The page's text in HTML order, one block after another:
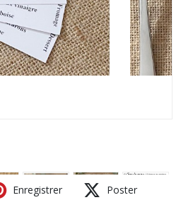
Enregistrer Poster